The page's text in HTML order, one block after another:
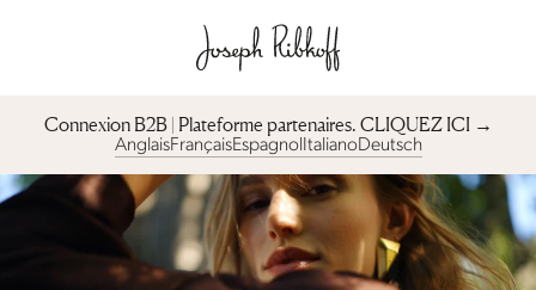
Connexion B2B | Plateforme partenaires︎. CLIQUEZ ICI →
AnglaisFrançaisEspagnolItalianoDeutsch